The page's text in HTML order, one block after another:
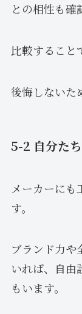
との相性も確
比較すること
後悔しないた
5-2 自分た
メーカーにも
す。
ブランド力や
いれば、自由
もいます。